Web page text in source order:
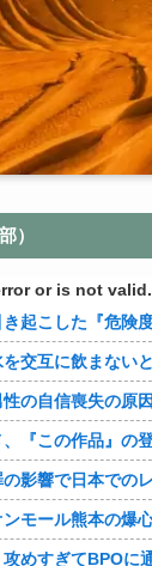
）
or is not valid.